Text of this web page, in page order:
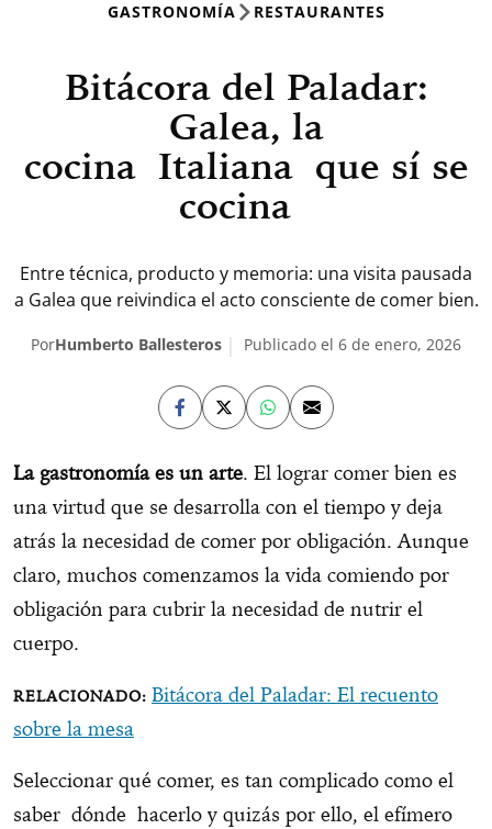
GASTRONOMÍA RESTAURANTES
Bitácora del Paladar:
Galea, la
cocina Italiana que sí se
cocina
Entre técnica, producto y memoria: una visita pausada
a Galea que reivindica el acto consciente de comer bien.
PorHumberto Ballesteros Publicado el 6 de enero, 2026
La gastronomía es un arte. El lograr comer bien es
una virtud que se desarrolla con el tiempo y deja
atrás la necesidad de comer por obligación. Aunque
claro, muchos comenzamos la vida comiendo por
obligación para cubrir la necesidad de nutrir el
cuerpo.
Bitácora del Paladar: El recuento
sobre la mesa
Seleccionar qué comer, es tan complicado como el
saber dónde hacerlo y quizás por ello, el efímero